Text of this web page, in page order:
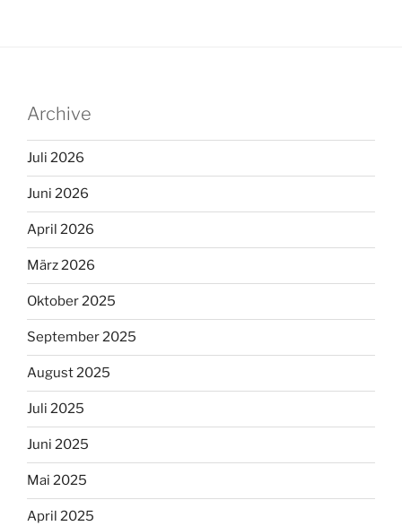
Archive
Juli 2026
Juni 2026
April 2026
März 2026
Oktober 2025
September 2025
August 2025
Juli 2025
Juni 2025
Mai 2025
April 2025